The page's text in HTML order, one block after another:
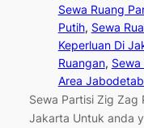
Sewa Ruang
Putih, Sewa
Keperluan Di
Ruangan,
Area
Sewa Partisi Zig Zag
Jakarta Untuk anda